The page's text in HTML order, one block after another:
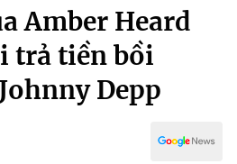
Amber Heard
trả tiền bồi
Depp